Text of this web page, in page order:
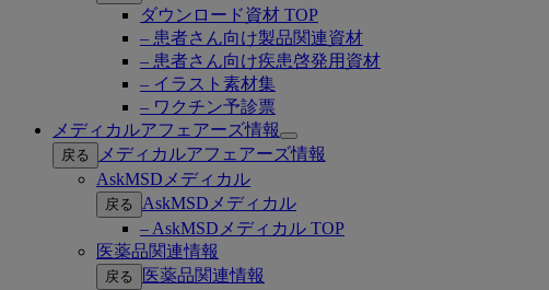
ダウンロード資材 TOP
– 患者さん向け製品関連資材
– 患者さん向け疾患啓発用資材
– イラスト素材集
– ワクチン予診票
メディカルアフェアーズ情報
Open
submenu
戻る
メディカルアフェアーズ情報
AskMSDメディカル
戻る
AskMSDメディカル
– AskMSDメディカル TOP
医薬品関連情報
戻る
医薬品関連情報